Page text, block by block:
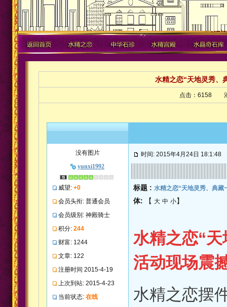
水精之恋“天地灵秀
点击：6158
没有图片
yunxi1992
威望: +0
会员头衔: 普通会员
会员级别: 神殿骑士
积分: 244
财富: 1244
文章: 122
注册时间 2015-4-19
上次到站: 2015-4-23
当前状态: 在线
时间: 2015年4月24日 18:1:48
标题 : 水精之恋“天地灵秀、典
体: 【 大 中 小】
水精之恋“
活动现场震
水精之恋摆